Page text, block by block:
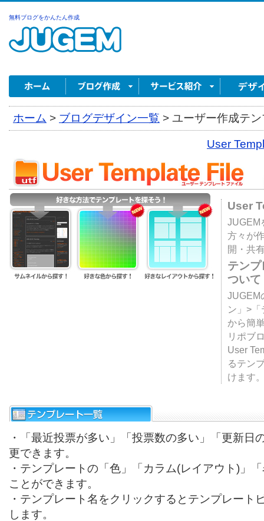
無料ブログをかんたん作成
ホーム > ブログデザイン一覧 > ユーザー作成テ
User
User
JUGEM
方々が
開・共
テン
ついて
JUGEM
ン」>
から簡
リポブ
User
るテン
けます
・「最近投票が多い」「投票数の多い」「更新日
更できます。
・テンプレートの「色」「カラム(レイアウト)」
ことができます。
・テンプレート名をクリックするとテンプレート
します。